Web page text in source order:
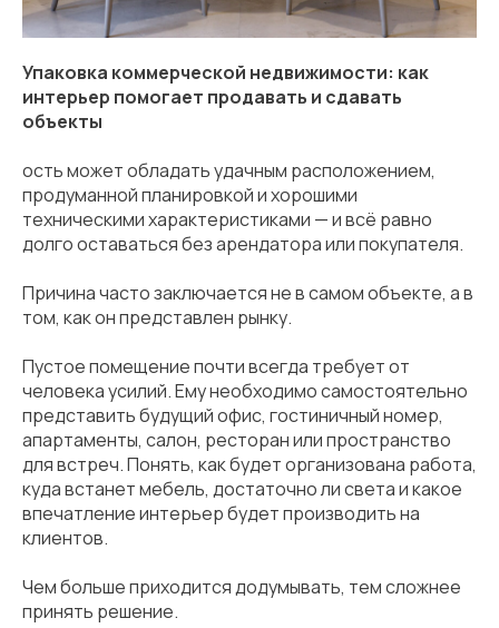
Упаковка коммерческой недвижимости: как
интерьер помогает продавать и сдавать
объекты
ость может обладать удачным расположением,
продуманной планировкой и хорошими
техническими характеристиками — и всё равно
долго оставаться без арендатора или покупателя.
Причина часто заключается не в самом объекте, а в
том, как он представлен рынку.
Пустое помещение почти всегда требует от
человека усилий. Ему необходимо самостоятельно
представить будущий офис, гостиничный номер,
апартаменты, салон, ресторан или пространство
для встреч. Понять, как будет организована работа,
куда встанет мебель, достаточно ли света и какое
впечатление интерьер будет производить на
клиентов.
Чем больше приходится додумывать, тем сложнее
принять решение.